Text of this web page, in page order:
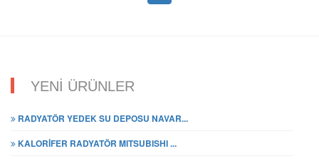
YENİ ÜRÜNLER
RADYATÖR YEDEK SU DEPOSU NAVAR...
KALORİFER RADYATÖR MITSUBISHI ...